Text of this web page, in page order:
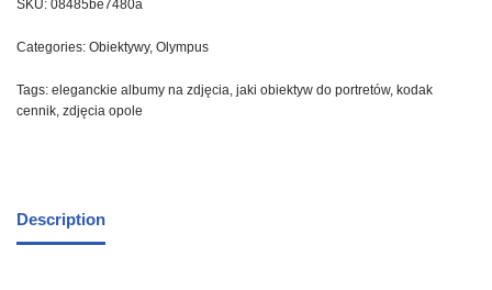
SKU: 08485be7480a
Categories: Obiektywy, Olympus
Tags: eleganckie albumy na zdjęcia, jaki obiektyw do portretów, kodak
cennik, zdjęcia opole
Description